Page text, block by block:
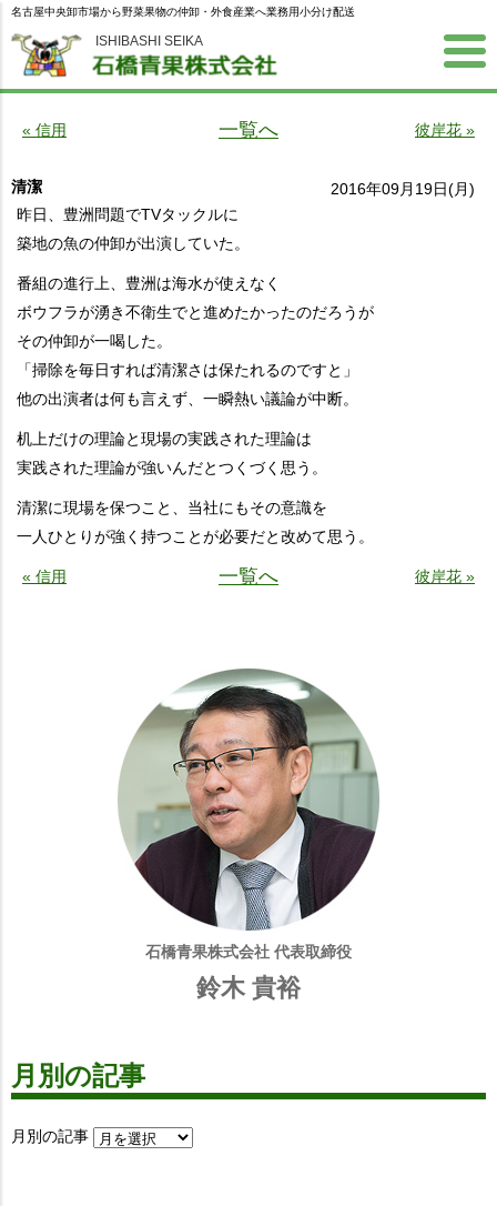
ISHIBASHI SEIKA
名古屋中央卸市場から野菜果物の仲卸・外食産業へ業務用小分け配送
« 信用 一覧へ 彼岸花 »
清潔
2016年09月19日(月)
昨日、豊洲問題でTVタックルに
築地の魚の仲卸が出演していた。
番組の進行上、豊洲は海水が使えなく
ボウフラが湧き不衛生でと進めたかったのだろうが
その仲卸が一喝した。
「掃除を毎日すれば清潔さは保たれるのですと」
他の出演者は何も言えず、一瞬熱い議論が中断。
机上だけの理論と現場の実践された理論は
実践された理論が強いんだとつくづく思う。
清潔に現場を保つこと、当社にもその意識を
一人ひとりが強く持つことが必要だと改めて思う。
« 信用 一覧へ 彼岸花 »
石橋青果株式会社 代表取締役
鈴木 貴裕
月別の記事
月別の記事